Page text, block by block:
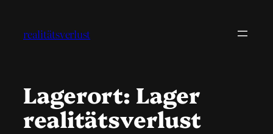
springen
realitätsverlust
Lagerort: Lager
realitätsverlust